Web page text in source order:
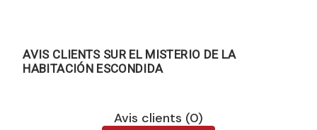
AVIS CLIENTS SUR EL MISTERIO DE LA
HABITACIÓN ESCONDIDA
Avis clients (0)